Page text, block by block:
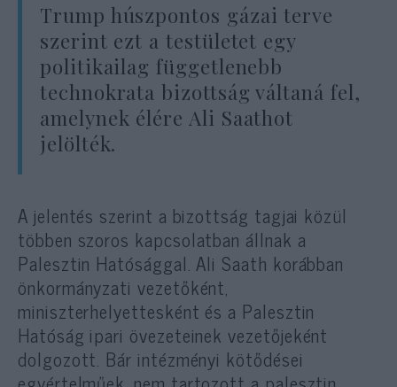
Trump húszpontos gázai terve
szerint ezt a testületet egy
politikailag függetlenebb
technokrata bizottság váltaná fel,
amelynek élére Ali Saathot
jelölték.
A jelentés szerint a bizottság tagjai közül
többen szoros kapcsolatban állnak a
Palesztin Hatósággal. Ali Saath korábban
önkormányzati vezetőként,
miniszterhelyettesként és a Palesztin
Hatóság ipari övezeteinek vezetőjeként
dolgozott. Bár intézményi kötődései